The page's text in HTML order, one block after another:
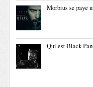
Morbius se paye
Qui est Black